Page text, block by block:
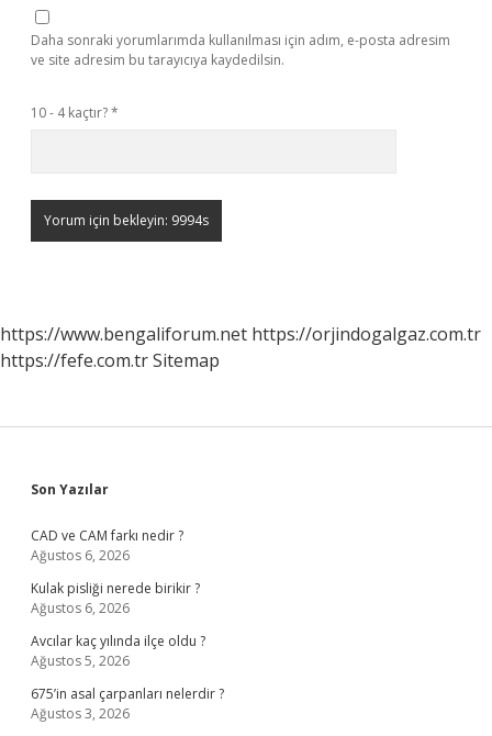
Daha sonraki yorumlarımda kullanılması için adım, e-posta adresim
ve site adresim bu tarayıcıya kaydedilsin.
10 - 4 kaçtır?*
https://www.bengaliforum.net https://orjindogalgaz.com.tr
https://fefe.com.trSitemap
Sidebar
Son Yazılar
CAD ve CAM farkı nedir ?
Ağustos 6, 2026
Kulak pisliği nerede birikir ?
Ağustos 6, 2026
Avcılar kaç yılında ilçe oldu ?
Ağustos 5, 2026
675’in asal çarpanları nelerdir ?
Ağustos 3, 2026